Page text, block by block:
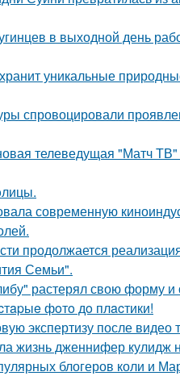
в выходной день
уникальные
спровоцировали
телеведущая "Матч
современную
продолжается
Семьи".
растерял свою форму и
фoтo дo плacтики!
экспертизу после видео
жизнь дженнифер кулидж
блогеров коли и